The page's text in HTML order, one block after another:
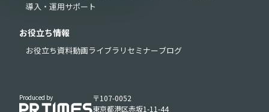
導入・運用サポート
お役立ち情報
お役立ち資料動画ライブラリ セミナーブログ
Produced by
〒107-0052
東京都港区赤坂1-11-44